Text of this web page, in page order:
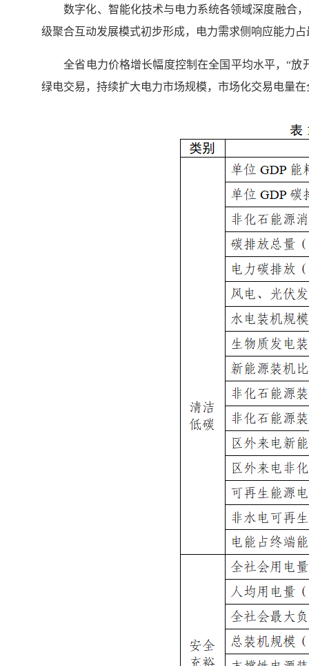
数字化、智能化技术与电力系统各领域深度融合，
级聚合互动发展模式初步形成，电力需求侧响应能力
全省电力价格增长幅度控制在全国平均水平，“放
绿电交易，持续扩大电力市场规模，市场化交易电量